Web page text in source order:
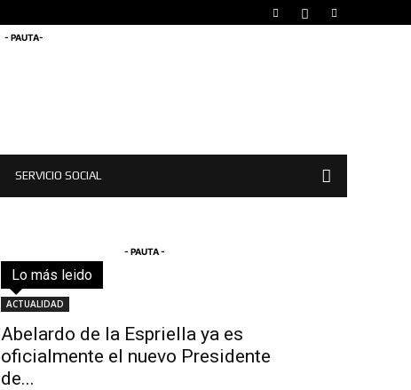
- PAUTA-
SERVICIO SOCIAL
- PAUTA -
Lo más leidoTodo
ACTUALIDAD
Abelardo de la Espriella ya es
oficialmente el nuevo Presidente
de...